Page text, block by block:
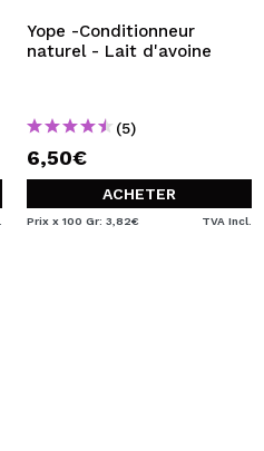
Yope -Conditionneur
naturel - Lait d'avoine
(5)
6,50€
ACHETER
Prix x 100 Gr: 3,82€ TVA Incl.